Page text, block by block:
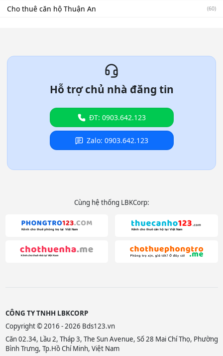
Cho thuê căn hộ Thuận An (60)
Hỗ trợ chủ nhà đăng tin
ĐT: 0903.642.123
Zalo: 0903.642.123
Cùng hệ thống LBKCorp:
CÔNG TY TNHH LBKCORP
Copyright © 2016 - 2026 Bds123.vn
Căn 02.34, Lầu 2, Tháp 3, The Sun Avenue, Số 28 Mai Chí Thọ, Phường
Bình Trưng, Tp.Hồ Chí Minh, Việt Nam